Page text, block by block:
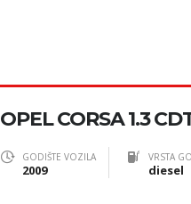
OPEL CORSA 1.3
GODIŠTE VOZILA
2009
VRSTA
diesel